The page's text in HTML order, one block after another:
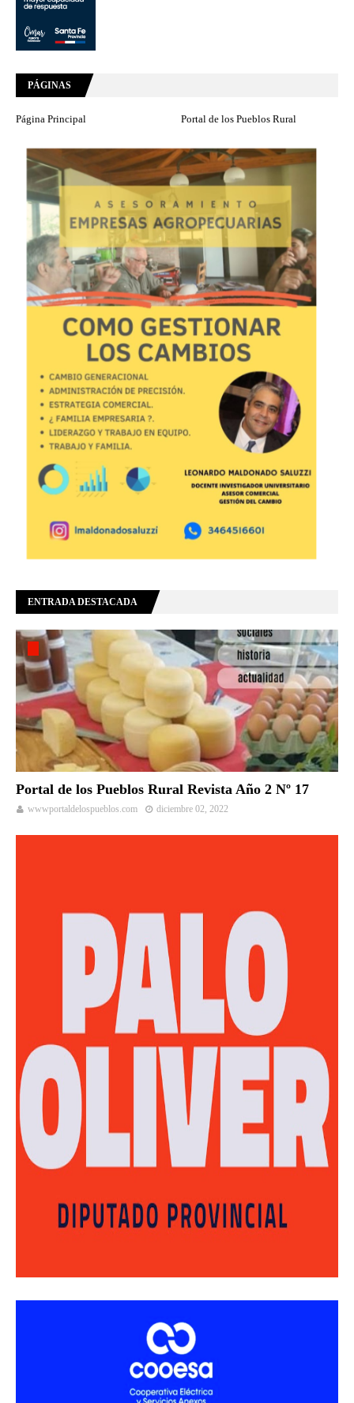
PÁGINAS
Página Principal Portal de los Pueblos Rural
ENTRADA DESTACADA
Portal de los Pueblos Rural Revista Año 2 Nº 17
wwwportaldelospueblos.com diciembre 02, 2022